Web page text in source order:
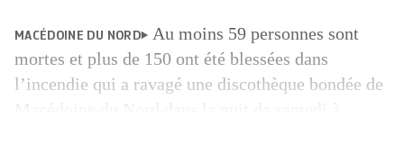
MACÉDOINE DU NORD
Au moins 59 personnes sont
mortes et plus de 150 ont été blessées dans
l’incendie qui a ravagé une discothèque bondée de